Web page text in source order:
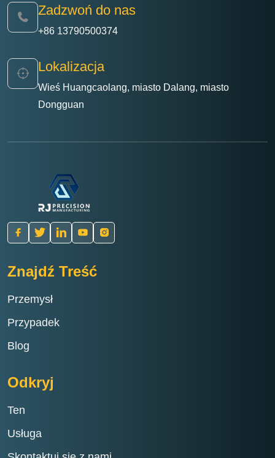
Zadzwoń do nas
+86 13790500374
Lokalizacja
Wieś Huangcaolang, miasto Dalang, miasto
Dongguan
Znajdź Treść
Przemysł
Przypadek
Blog
Odkryj
Ten
Usługa